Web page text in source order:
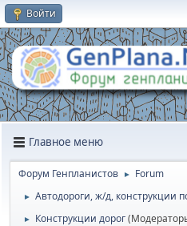
Войти
Главное меню
Форум Генпланистов ► Forum
► Автодороги, ж/д, конструкции
► Конструкции дорог